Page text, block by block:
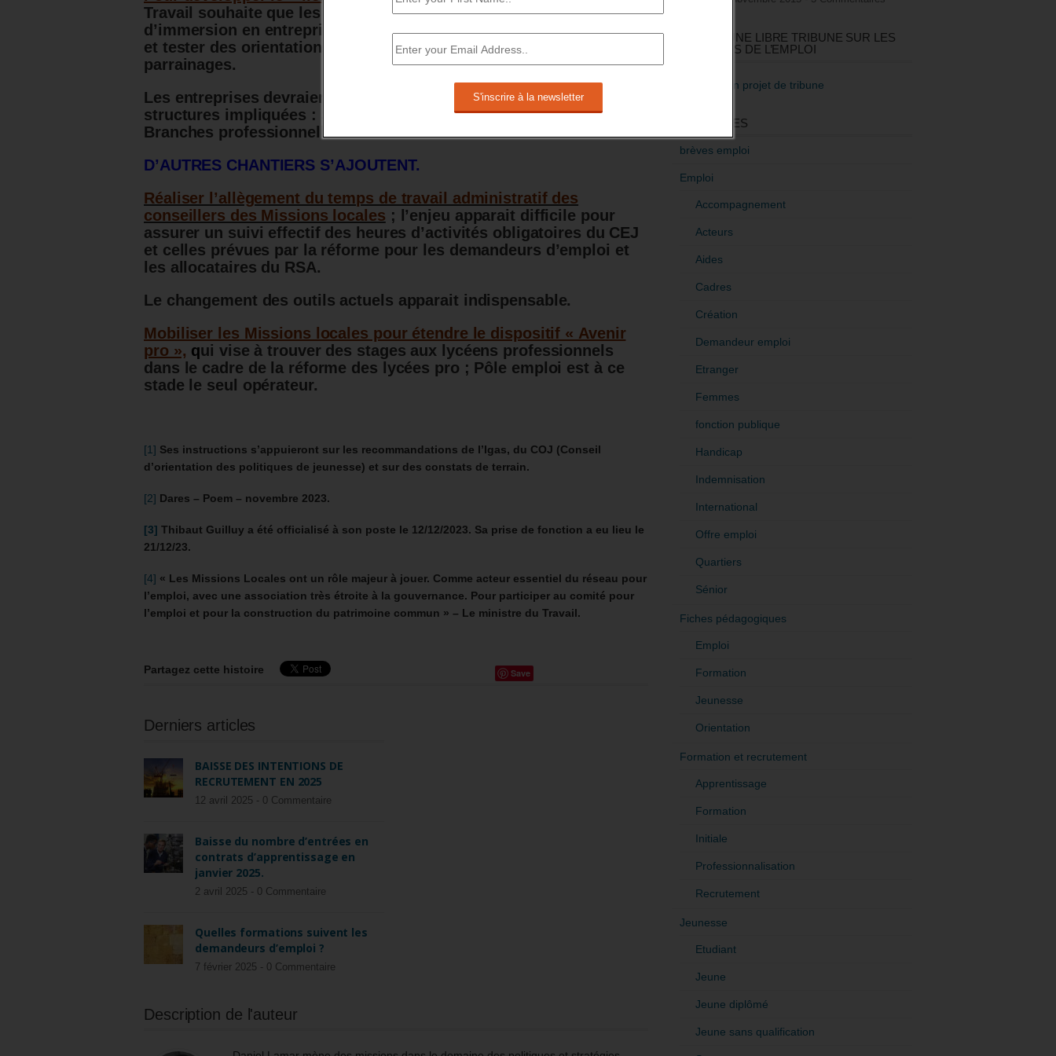
Travail souhaite que les missions locales multiplient les périodes
d’immersion en entreprise pour que les jeunes puissent découvrir
et tester des orientations professionnelles et développer les
parrainages.
Les entreprises devraient idéalement être bien contactées par les
structures impliquées : Service public de l’emploi, CCI, CMA et
Branches professionnelles.
D’AUTRES CHANTIERS S’AJOUTENT.
Réaliser l’allègement du temps de travail administratif des
conseillers des Missions locales ; l’enjeu apparait difficile pour
assurer un suivi effectif des heures d’activités obligatoires du CEJ
et celles prévues par la réforme pour les demandeurs d’emploi et
les allocataires du RSA.
Le changement des outils actuels apparait indispensable.
Mobiliser les Missions locales pour étendre le dispositif « Avenir
pro », qui vise à trouver des stages aux lycéens professionnels
dans le cadre de la réforme des lycées pro ; Pôle emploi est à ce
stade le seul opérateur.
[1] Ses instructions s’appuieront sur les recommandations de l’Igas, du COJ (Conseil
d’orientation des politiques de jeunesse) et sur des constats de terrain.
[2] Dares – Poem – novembre 2023.
[3] Thibaut Guilluy a été officialisé à son poste le 12/12/2023. Sa prise de fonction a eu lieu le
21/12/23.
[4] « Les Missions Locales ont un rôle majeur à jouer. Comme acteur essentiel du réseau pour
l’emploi, avec une association très étroite à la gouvernance. Pour participer au comité pour
l’emploi et pour la construction du patrimoine commun » – Le ministre du Travail.
Partagez cette histoire Save
Derniers articles
BAISSE DES INTENTIONS DE
RECRUTEMENT EN 2025
12 avril 2025 - 0 Commentaire
Baisse du nombre d’entrées en
contrats d’apprentissage en
janvier 2025.
2 avril 2025 - 0 Commentaire
Quelles formations suivent les
demandeurs d’emploi ?
7 février 2025 - 0 Commentaire
Description de l'auteur
RÉDIGEZ UNE LIBRE TRIBUNE SUR LES
POLITIQUES DE L’EMPLOI
>Décrire mon projet de tribune
CATÉGORIES
brèves emploi
Emploi
Accompagnement
Acteurs
Aides
Cadres
Création
Demandeur emploi
Etranger
Femmes
fonction publique
Handicap
Indemnisation
International
Offre emploi
Quartiers
Sénior
Fiches pédagogiques
Emploi
Formation
Jeunesse
Orientation
Formation et recrutement
Apprentissage
Formation
Initiale
Professionnalisation
Recrutement
Jeunesse
Etudiant
Jeune
Jeune diplômé
Jeune sans qualification